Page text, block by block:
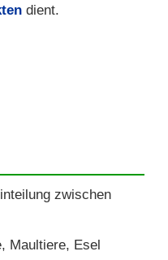
dient.
zwischen
Maultiere, Esel